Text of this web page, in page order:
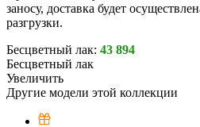
заносу, доставка будет
разгрузки.
Бесцветный лак: 43 894
Бесцветный лак
Увеличить
Другие модели этой коллекции